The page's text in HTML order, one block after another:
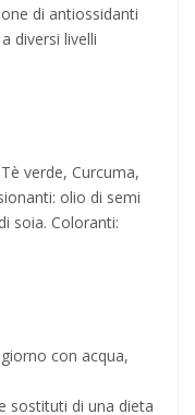
di antiossidanti
diversi livelli
verde, Curcuma,
olio di semi
soia. Coloranti:
con acqua,
sostituti di una dieta